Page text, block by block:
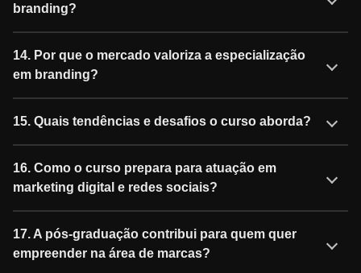
branding?
14. Por que o mercado valoriza a especialização
em branding?
15. Quais tendências e desafios o curso aborda?
16. Como o curso prepara para atuação em
marketing digital e redes sociais?
17. A pós-graduação contribui para quem quer
empreender na área de marcas?